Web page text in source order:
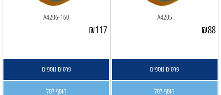
A4205
₪88
פרטים נוספים
הוסף לסל
A4206-160
₪117
פרטים נוספים
הוסף לסל